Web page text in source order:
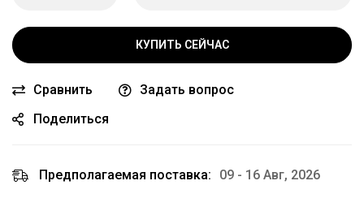
КУПИТЬ СЕЙЧАС
Сравнить
Задать вопрос
Поделиться
Предполагаемая поставка: 09 - 16 Авг, 2026